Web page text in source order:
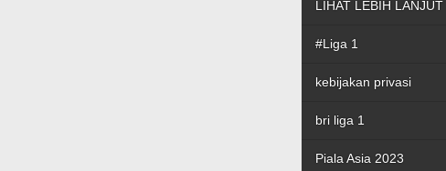
LIHAT LEBIH LANJUT
#Liga 1
kebijakan privasi
bri liga 1
Piala Asia 2023